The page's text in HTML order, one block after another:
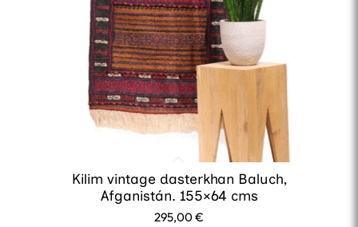
Kilim vintage dasterkhan Baluch,
Afganistán. 155×64 cms
295,00€